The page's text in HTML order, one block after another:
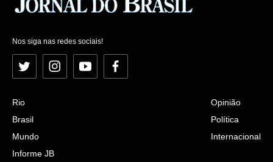
Nos siga nas redes sociais!
Twitter InstagramYouTubeFacebook
Rio
Brasil
Mundo
Informe JB
Opinião
Política
Internacional